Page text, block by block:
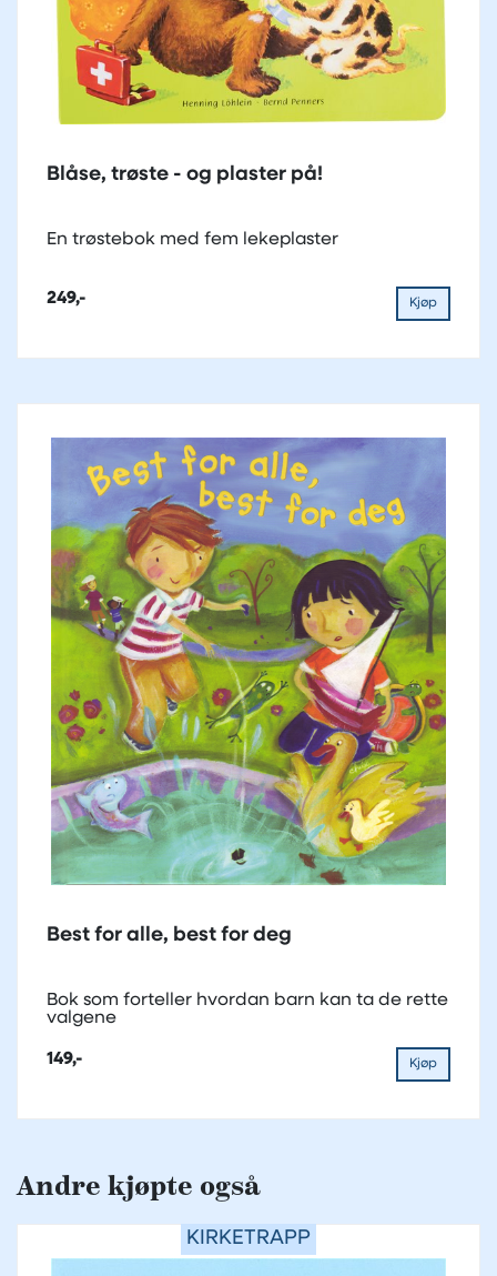
Blåse, trøste - og plaster på!
En trøstebok med fem lekeplaster
249,- Kjøp
Best for alle, best for deg
Bok som forteller hvordan barn kan ta de rette
valgene
149,- Kjøp
Andre kjøpte også
KIRKETRAPP